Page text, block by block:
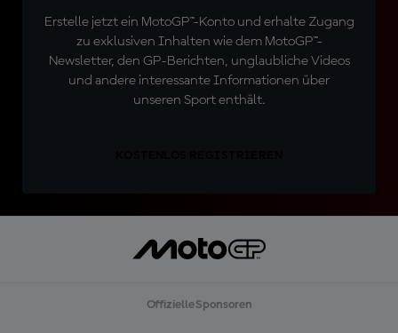
Erstelle jetzt ein MotoGP™-Konto und erhalte Zugang
zu exklusiven Inhalten wie dem MotoGP™-
Newsletter, den GP-Berichten, unglaubliche Videos
und andere interessante Informationen über
unseren Sport enthält.
Offizielle Sponsoren